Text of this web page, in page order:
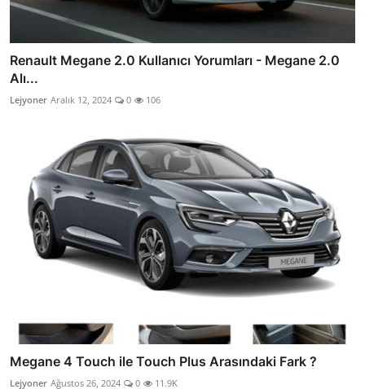
Renault Megane 2.0 Kullanıcı Yorumları - Megane 2.0
Alı...
Lejyoner Aralık 12, 2024 0 106
Megane 4 Touch ile Touch Plus Arasındaki Fark ?
Lejyoner Ağustos 26, 2024 0 11.9K